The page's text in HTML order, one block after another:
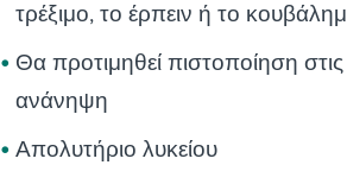
τρέξιμο, το έρπειν ή το
Θα προτιμηθεί πιστοποίηση
ανάνηψη
Απολυτήριο λυκείου